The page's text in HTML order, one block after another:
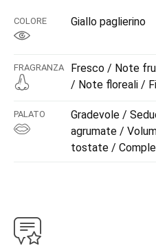
COLORE Giallo paglierino
FRAGRANZA
Fresco / Note
/ Note floreali /
PALATO
Gradevole /
agrumate /
tostate /